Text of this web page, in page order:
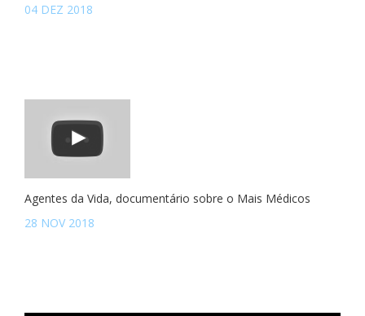
04 DEZ 2018
Agentes da Vida, documentário sobre o Mais Médicos
28 NOV 2018